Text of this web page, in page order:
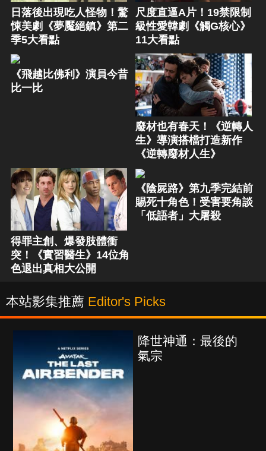
日落後出現吃人怪物！驚
悚美劇《夢魘絕鎮》第二
季5大看點
尺度直逼A片！19禁限制
級性愛韓劇《觸G核心》
11大看點
《飛越比佛利》演員今昔
比一比
廢材也有春天！《逆轉人
生》導演搭檔打造新作
《逆轉廢材人生》
得罪主創、爆發肢體衝
突！《實習醫生》14位角
色退出真相大公開
《陰屍路》第九季完結前
賜死十角色！受害要角談
「低語者」大屠殺
本站影集推薦 Editor's Picks
降世神通：最後的
氣宗